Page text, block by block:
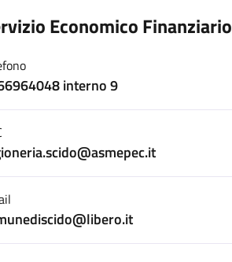
Economico Finanziario
interno 9